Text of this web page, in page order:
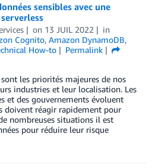
sensibles avec une
on 13 JUIL 2022
in
Cognito, Amazon DynamoDB,
How-to
Permalink
les priorités majeures de nos
industries et leur localisation. Les
et des gouvernements évoluent
doivent réagir rapidement pour
nombreuses situations il est
pour réduire leur risque